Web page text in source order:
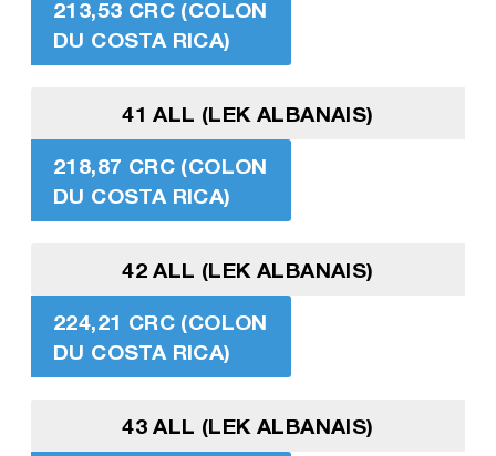
213,53 CRC (COLON
DU COSTA RICA)
41 ALL (LEK ALBANAIS)
218,87 CRC (COLON
DU COSTA RICA)
42 ALL (LEK ALBANAIS)
224,21 CRC (COLON
DU COSTA RICA)
43 ALL (LEK ALBANAIS)